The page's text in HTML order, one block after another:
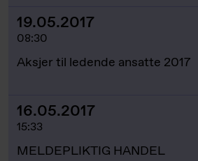
Aksjer til ledende ansatte 2017
19.05.2017
08:30
MELDEPLIKTIG HANDEL
16.05.2017
15:33